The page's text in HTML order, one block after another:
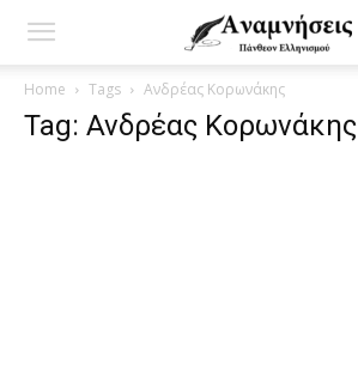
Home Tags Ανδρέας Κορωνάκης
Tag: Ανδρέας Κορωνάκης